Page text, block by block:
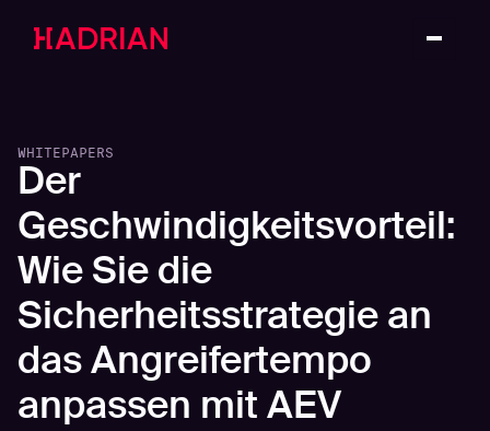
WHITEPAPERS
Der
Geschwindigkeitsvorteil:
Wie Sie die
Sicherheitsstrategie an
das Angreifertempo
anpassen mit AEV